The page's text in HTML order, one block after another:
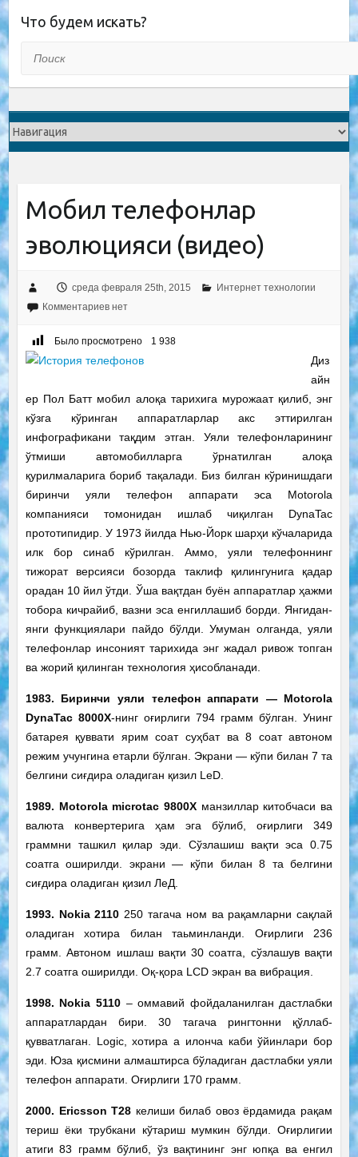
Что будем искать?
Мобил телефонлар
эволюцияси (видео)
среда февраля 25th, 2015
Интернет технологии
Комментариев нет
Было просмотрено 1 938
Диз
айн
ер Пол Батт мобил алоқа тарихига мурожаат қилиб, энг
кўзга кўринган аппаратларлар акс эттирилган
инфографикани тақдим этган. Уяли телефонларининг
ўтмиши автомобилларга ўрнатилган алоқа
қурилмаларига бориб тақалади. Биз билган кўринишдаги
биринчи уяли телефон аппарати эса Motorola
компанияси томонидан ишлаб чиқилган DynaTac
прототипидир. У 1973 йилда Нью-Йорк шарҳи кўчаларида
илк бор синаб кўрилган. Аммо, уяли телефоннинг
тижорат версияси бозорда таклиф қилингунига қадар
орадан 10 йил ўтди. Ўша вақтдан буён аппаратлар ҳажми
тобора кичрайиб, вазни эса енгиллашиб борди. Янгидан-
янги функциялари пайдо бўлди. Умуман олганда, уяли
телефонлар инсоният тарихида энг жадал ривож топган
ва жорий қилинган технология ҳисобланади.
1983.
Биринчи уяли телефон аппарати — Motorola
DynaTac 8000Х-нинг оғирлиги 794 грамм бўлган. Унинг
батарея қуввати ярим соат суҳбат ва 8 соат автоном
режим учунгина етарли бўлган. Экрани — кўпи билан 7 та
белгини сиғдира оладиган қизил LeD.
1989. Motorola microtac 9800X манзиллар китобчаси ва
валюта конвертерига ҳам эга бўлиб, оғирлиги 349
граммни ташкил қилар эди. Сўзлашиш вақти эса 0.75
соатга оширилди. экрани — кўпи билан 8 та белгини
сиғдира оладиган қизил ЛеД.
1993. Nokia 2110 250 тагача ном ва рақамларни сақлай
оладиган хотира билан таьминланди. Оғирлиги 236
грамм. Автоном ишлаш вақти 30 соатга, сўзлашув вақти
2.7 соатга оширилди. Оқ-қора LCD экран ва вибрация.
1998. Nokia 5110– оммавий фойдаланилган дастлабки
аппаратлардан бири. 30 тагача рингтонни қўллаб-
қувватлаган. Logic, хотира а илонча каби ўйинлари бор
эди. Юза қисмини алмаштирса бўладиган дастлабки уяли
телефон аппарати. Оғирлиги 170 грамм.
2000. Ericsson T28 келиши билаб овоз ёрдамида рақам
териш ёки трубкани кўтариш мумкин бўлди. Оғирлигии
атиги 83 грамм бўлиб, ўз вақтининг энг юпқа ва енгил